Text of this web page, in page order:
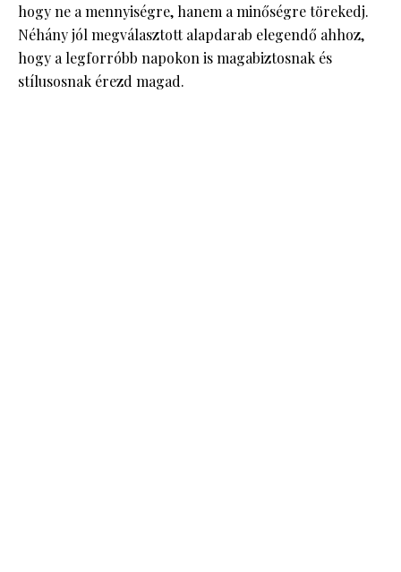
hogy ne a mennyiségre, hanem a minőségre törekedj.
Néhány jól megválasztott alapdarab elegendő ahhoz,
hogy a legforróbb napokon is magabiztosnak és
stílusosnak érezd magad.